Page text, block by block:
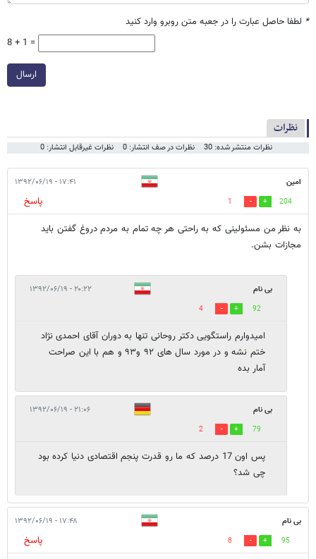
* لطفا حاصل عبارت را در جعبه متن روبرو وارد کنید
8 + 1 =
ارسال
نظرات
نظرات منتشر شده: 30 نظرات در صف انتشار: 0 نظرات غیرقابل انتشار: 0
امین ۱۷:۴۱ - ۱۳۹۲/۰۶/۱۹
204
1
پاسخ
به نظر من مسئولینی که به راحتی هر چه تمام به مردم دروغ گفتن باید
مجازات بشن.
بی نام ۲۰:۲۲ - ۱۳۹۲/۰۶/۱۹
92
4
امیدوارم راستگویی دکتر روحانی تنها به دوران آقای احمدی نژاد
ختم نشه و در مورد سال های ۹۲ و۹۳ و هم با این صراحت
آمار بده
بی نام ۲۱:۰۶ - ۱۳۹۲/۰۶/۱۹
79
2
پس اون 17 درصد که ما رو قدرت پنجم اقتصادی دنیا کرده بود
چی شد؟
بی نام ۱۷:۴۸ - ۱۳۹۲/۰۶/۱۹
95
8
پاسخ